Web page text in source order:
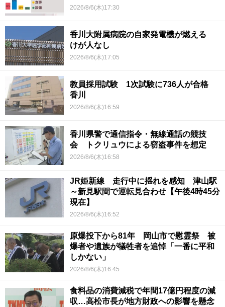
2026/8/6(木)17:30
香川大附属病院の自家発電機が燃える
けが人なし
2026/8/6(木)17:05
教員採用試験 1次試験に736人が合格
香川
2026/8/6(木)16:59
香川県警で通信指令・無線通話の競技
会 トクリュウによる窃盗事件を想定
2026/8/6(木)16:58
JR姫新線 走行中に揺れを感知 津山駅
～新見駅間で運転見合わせ【午後4時45分
現在】
2026/8/6(木)16:52
原爆投下から81年 岡山市で慰霊祭 被
爆者や遺族が犠牲者を追悼「一番に平和
しかない」
2026/8/6(木)16:45
食料品の消費減税で年間17億円程度の減
収…高松市長が地方財政への影響を懸念